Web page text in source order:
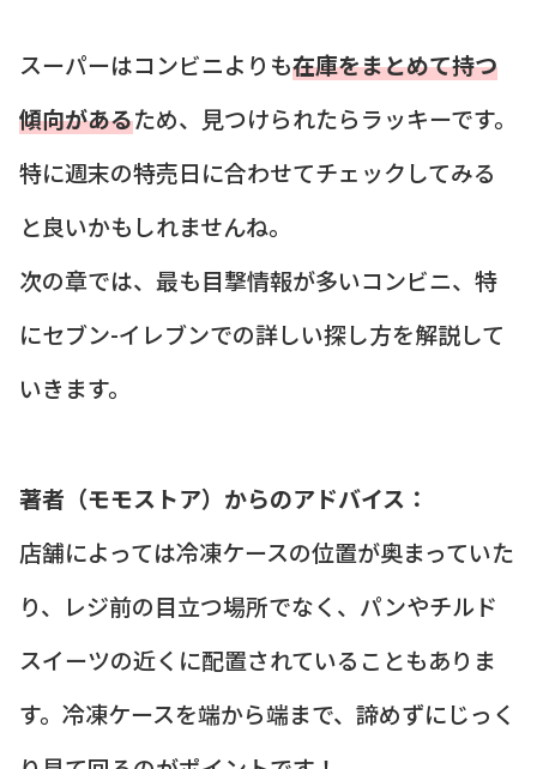
スーパーはコンビニよりも在庫をまとめて持つ
傾向があるため、見つけられたらラッキーです。
特に週末の特売日に合わせてチェックしてみる
と良いかもしれませんね。
次の章では、最も目撃情報が多いコンビニ、特
にセブン-イレブンでの詳しい探し方を解説して
いきます。
著者（モモストア）からのアドバイス：
店舗によっては冷凍ケースの位置が奥まっていた
り、レジ前の目立つ場所でなく、パンやチルド
スイーツの近くに配置されていることもありま
す。冷凍ケースを端から端まで、諦めずにじっく